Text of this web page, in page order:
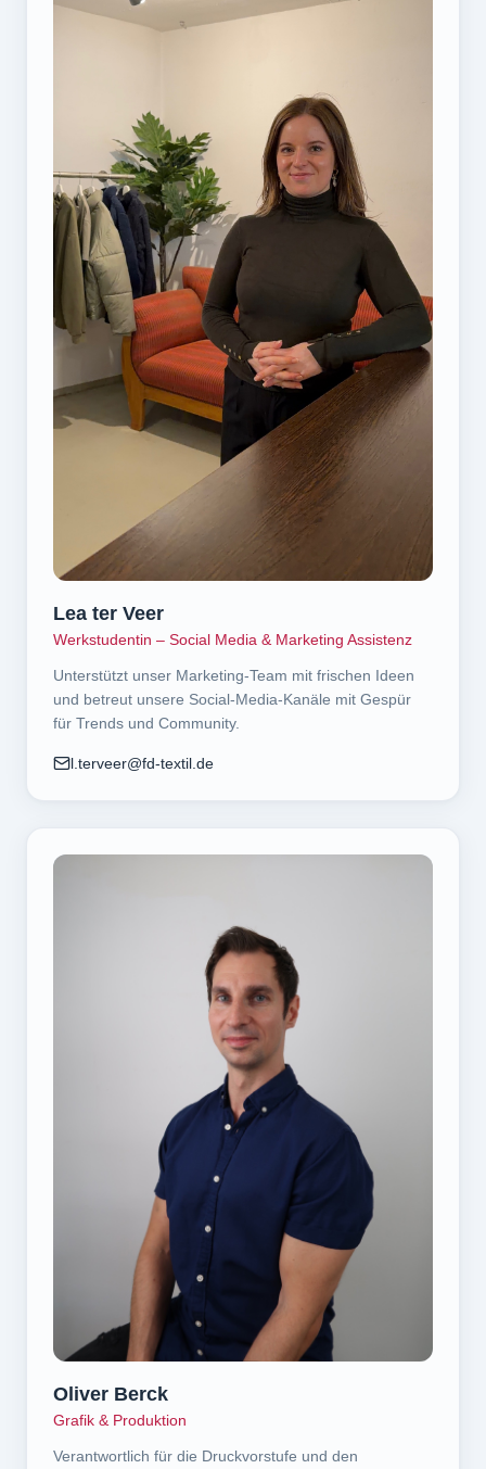
Lea ter Veer
Werkstudentin – Social Media & Marketing Assistenz
Unterstützt unser Marketing-Team mit frischen Ideen
und betreut unsere Social-Media-Kanäle mit Gespür
für Trends und Community.
l.terveer@fd-textil.de
Oliver Berck
Grafik & Produktion
Verantwortlich für die Druckvorstufe und den